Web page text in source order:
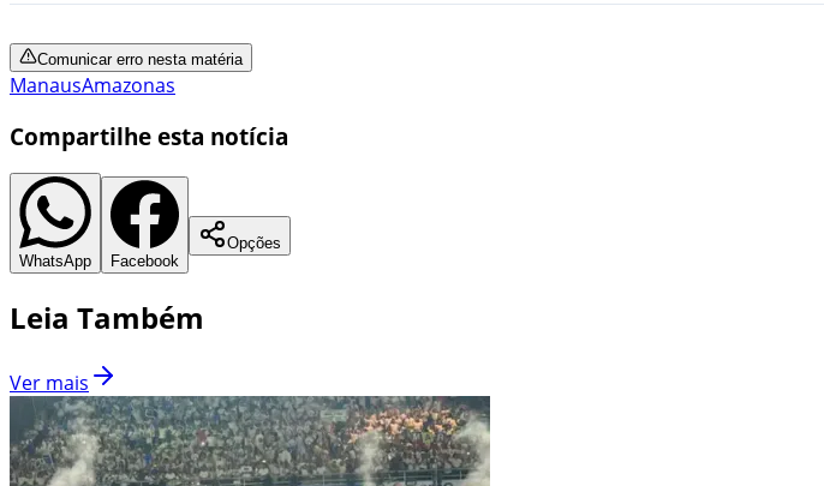
Comunicar erro nesta matéria
ManausAmazonas
Compartilhe esta notícia
WhatsApp Facebook
Opções
Leia Também
Ver mais